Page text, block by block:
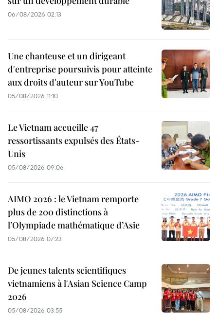
06/08/2026 02:13
Une chanteuse et un dirigeant
d'entreprise poursuivis pour atteinte
aux droits d'auteur sur YouTube
05/08/2026 11:10
Le Vietnam accueille 47
ressortissants expulsés des États-
Unis
05/08/2026 09:06
AIMO 2026 : le Vietnam remporte
plus de 200 distinctions à
l’Olympiade mathématique d’Asie
05/08/2026 07:23
De jeunes talents scientifiques
vietnamiens à l'Asian Science Camp
2026
05/08/2026 03:55